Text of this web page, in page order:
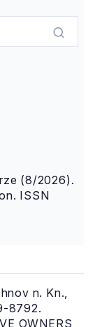
(8/2026).
ISSN
n. Kn.,
8792.
OWNERS